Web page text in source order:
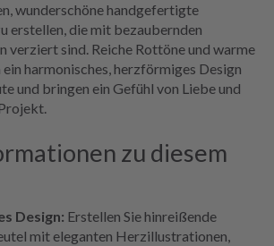
wunderschöne handgefertigte
erstellen, die mit bezaubernden
verziert sind. Reiche Rottöne und warme
harmonisches, herzförmiges Design
und bringen ein Gefühl von Liebe und
zu diesem
Design: Erstellen Sie hinreißende
mit eleganten Herzillustrationen,